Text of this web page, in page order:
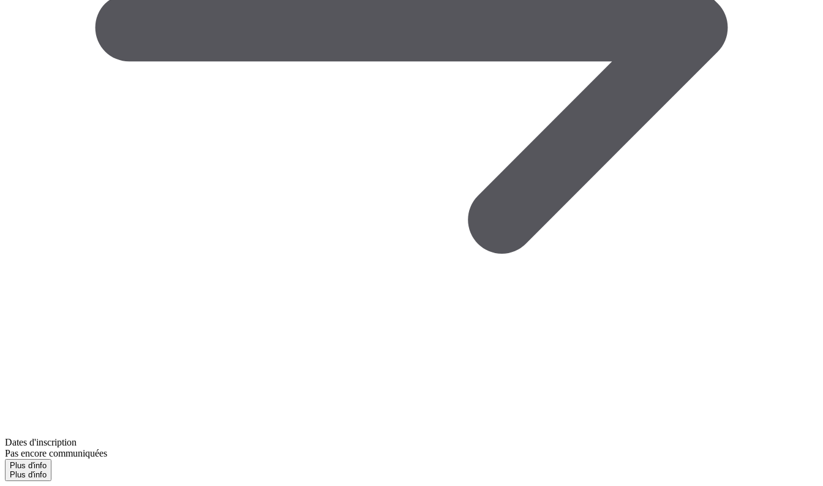
Dates d'inscription
Pas encore communiquées
Plus d'info
Plus d'info